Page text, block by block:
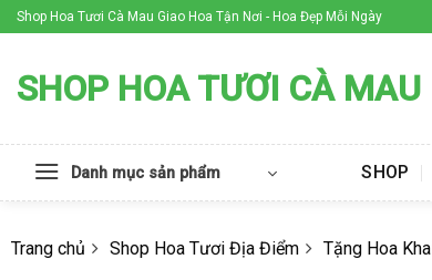
Skip
to
Shop Hoa Tươi Cà Mau Giao Hoa Tận Nơi - Hoa Đẹp Mỗi Ngày
SHOP HOA TƯƠI CÀ MAU
Danh mục sản phẩm SHOP
Trang chủ Shop Hoa Tươi Địa Điểm Tặng Hoa